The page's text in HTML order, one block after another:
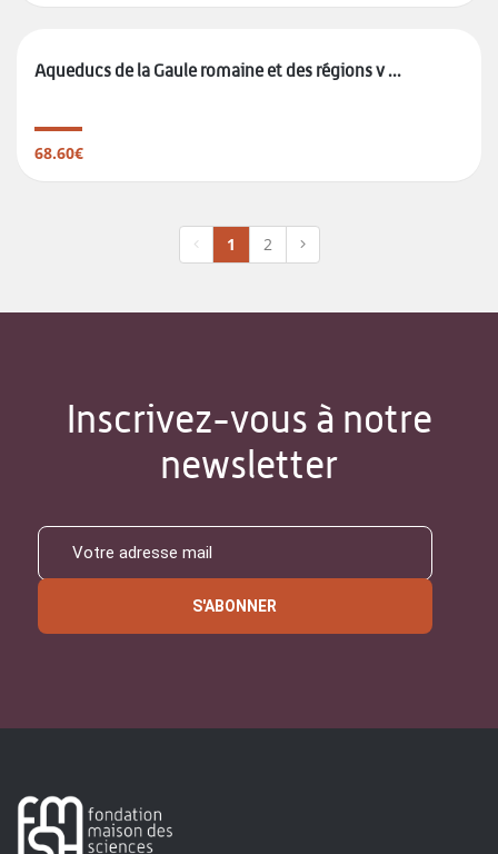
Aqueducs de la Gaule romaine et des régions v ...
68.60€
1 2
Inscrivez-vous à notre
newsletter
S'ABONNER